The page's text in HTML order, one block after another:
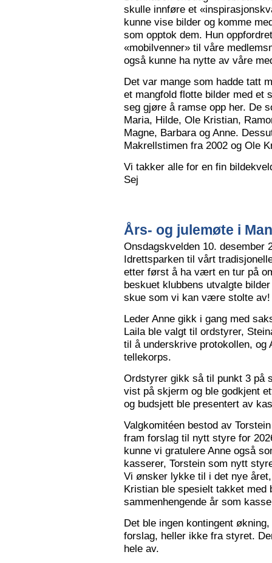
skulle innføre et
kunne vise bilder og komme
som opptok dem. Hun
«mobilvenner» til våre
også kunne ha nytte av våre
Det var mange som hadde tatt
et mangfold flotte bilder med et
seg gjøre å ramse opp her. De
Maria, Hilde, Ole Kristian,
Magne, Barbara og Anne.
Makrellstimen fra 2002 og Ole
Vi takker alle for en fin
Sej
Års- og julemøte i
Onsdagskvelden 10. desember
Idrettsparken til vårt
etter først å ha vært en tur på
beskuet klubbens utvalgte
skue som vi kan være stolte av!
Leder Anne gikk i gang med
Laila ble valgt til ordstyrer,
til å underskrive protokollen, og
tellekorps.
Ordstyrer gikk så til punkt 3 på
vist på skjerm og ble godkjent
og budsjett ble presentert av
Valgkomitéen bestod av
fram forslag til nytt styre for
kunne vi gratulere Anne også
kasserer, Torstein som nytt
Vi ønsker lykke til i det nye
Kristian ble spesielt takket med
sammenhengende år som
Det ble ingen kontingent
forslag, heller ikke fra styret.
hele av.